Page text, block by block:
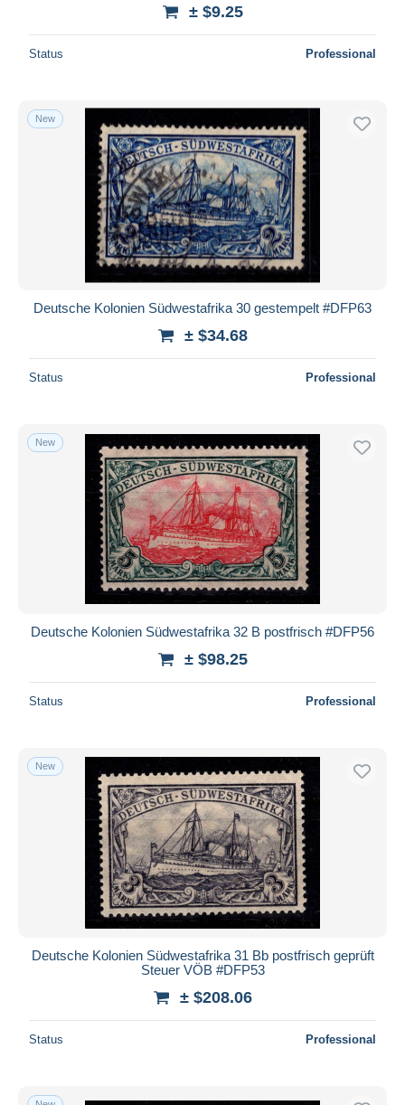
± $9.25
Status Professional
New
Deutsche Kolonien Südwestafrika 30 gestempelt #DFP63
± $34.68
Status Professional
New
Deutsche Kolonien Südwestafrika 32 B postfrisch #DFP56
± $98.25
Status Professional
New
Deutsche Kolonien Südwestafrika 31 Bb postfrisch geprüft
Steuer VÖB #DFP53
± $208.06
Status Professional